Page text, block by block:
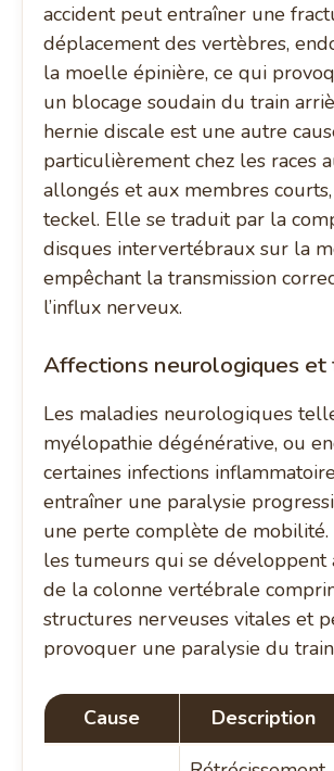
accident peut entraîner une
déplacement des vertèbres,
la moelle épinière, ce qui
un blocage soudain du train
hernie discale est une autre
particulièrement chez les races
allongés et aux membres
teckel. Elle se traduit par la
disques intervertébraux sur la
empêchant la transmission
l’influx nerveux.
Affections neurologiques et
Les maladies neurologiques
myélopathie dégénérative, ou
certaines infections
entraîner une paralysie
une perte complète de mobilité.
les tumeurs qui se développent
de la colonne vertébrale
structures nerveuses vitales et
provoquer une paralysie du
Cause Description